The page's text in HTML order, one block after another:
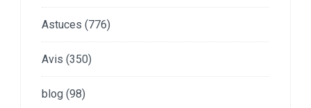
Astuces (776)
Avis (350)
blog (98)